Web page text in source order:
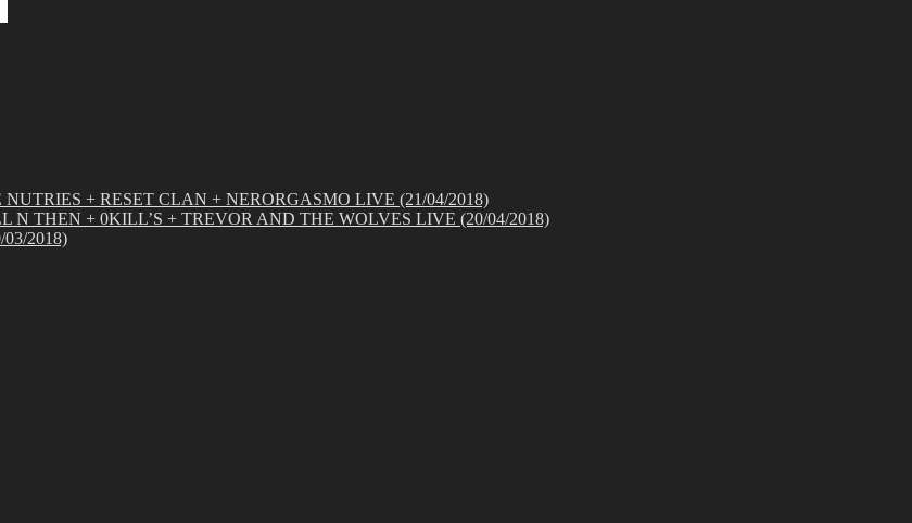
+ RESET CLAN + NERORGASMO LIVE (21/04/2018)
THEN + 0KILL’S + TREVOR AND THE WOLVES LIVE (20/04/2018)
2018)